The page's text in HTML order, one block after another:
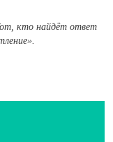
кто найдёт ответ